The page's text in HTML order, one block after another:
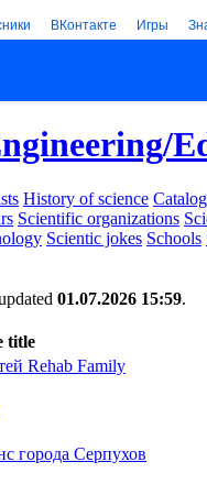
ВКонтакте Игры
History of science
Scientific organizations
Scientic jokes Schools
01.07.2026 15:59.
title
Rehab Family
города Серпухов